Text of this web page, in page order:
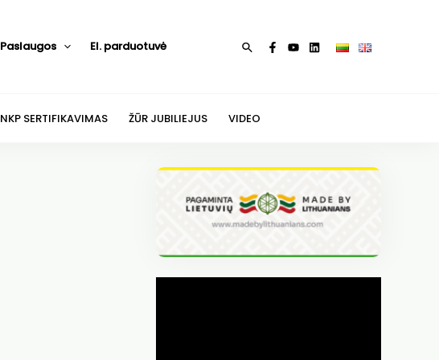
Paslaugos El. parduotuvė Paieška
NKP SERTIFIKAVIMAS ŽŪR JUBILIEJUS VIDEO